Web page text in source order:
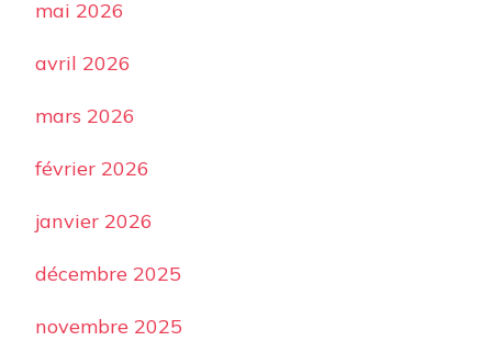
mai 2026
avril 2026
mars 2026
février 2026
janvier 2026
décembre 2025
novembre 2025